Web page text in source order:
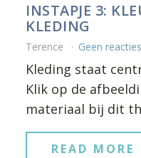
INSTAPJE 3:
KLEDING
Terence Geen reacties
Kleding staat
Klik op de
materiaal bij dit
READ MORE